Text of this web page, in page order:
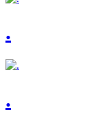
.
.